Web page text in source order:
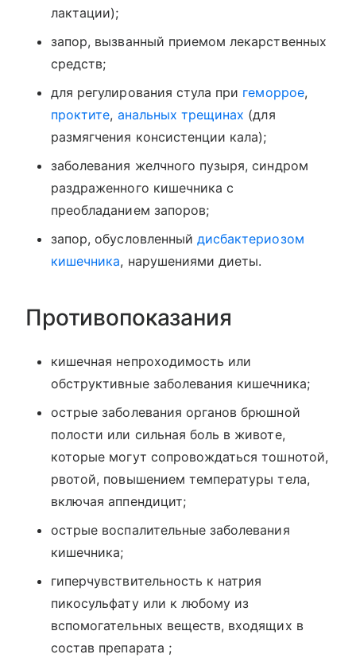
лактации);
запор, вызванный приемом лекарственных
средств;
для регулирования стула при геморрое,
проктите, анальных трещинах (для
размягчения консистенции кала);
заболевания желчного пузыря, синдром
раздраженного кишечника с
преобладанием запоров;
запор, обусловленныйдисбактериозом
кишечника, нарушениями диеты.
Противопоказания
кишечная непроходимость или
обструктивные заболевания кишечника;
острые заболевания органов брюшной
полости или сильная боль в животе,
которые могут сопровождаться тошнотой,
рвотой, повышением температуры тела,
включая аппендицит;
острые воспалительные заболевания
кишечника;
гиперчувствительность к натрия
пикосульфату или к любому из
вспомогательных веществ, входящих в
состав препарата ;